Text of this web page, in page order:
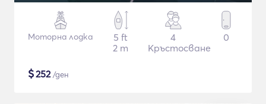
Моторна лодка
5 ft
2 m
4
Кръстосване
0
$252/ден